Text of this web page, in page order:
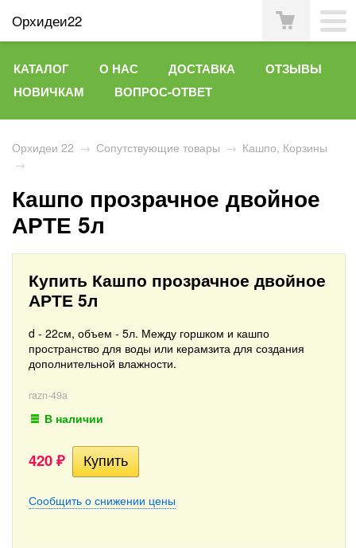
Орхидеи22
КАТАЛОГ О НАС ДОСТАВКА
ОТЗЫВЫ
НОВИЧКАМ
ВОПРОС-ОТВЕТ
Орхидеи 22 → Сопутствующие товары → Кашпо, Корзины
→
Кашпо прозрачное двойное
АРТЕ 5л
Купить Кашпо прозрачное двойное
АРТЕ 5л
d - 22см, объем - 5л. Между горшком и кашпо
пространство для воды или керамзита для создания
дополнительной влажности.
razn-49a
В наличии
420 ₽
Сообщить о снижении цены